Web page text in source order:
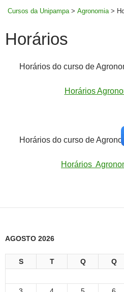
Cursos da Unipampa > Agronomia >
Horários
Horários do curso de
Horários
Horários do curso de
Horários
AGOSTO 2026
S T Q Q